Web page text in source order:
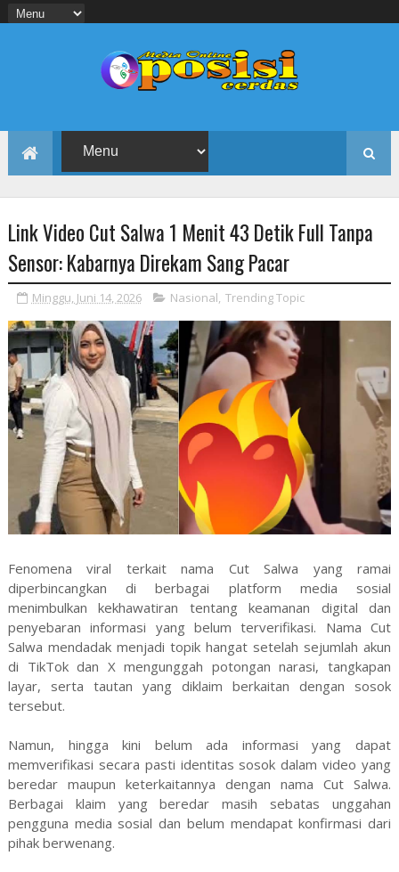
Link Video Cut Salwa 1 Menit 43 Detik Full Tanpa
Sensor: Kabarnya Direkam Sang Pacar
Minggu, Juni 14, 2026 Nasional, Trending Topic
Fenomena viral terkait nama Cut Salwa yang ramai
diperbincangkan di berbagai platform media sosial
menimbulkan kekhawatiran tentang keamanan digital dan
penyebaran informasi yang belum terverifikasi. Nama Cut
Salwa mendadak menjadi topik hangat setelah sejumlah akun
di TikTok dan X mengunggah potongan narasi, tangkapan
layar, serta tautan yang diklaim berkaitan dengan sosok
tersebut.
Namun, hingga kini belum ada informasi yang dapat
memverifikasi secara pasti identitas sosok dalam video yang
beredar maupun keterkaitannya dengan nama Cut Salwa.
Berbagai klaim yang beredar masih sebatas unggahan
pengguna media sosial dan belum mendapat konfirmasi dari
pihak berwenang.